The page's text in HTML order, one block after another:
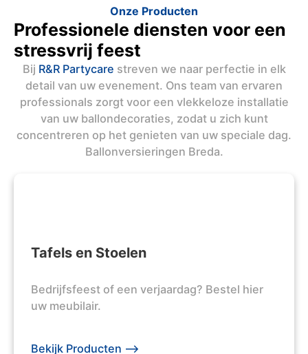
Onze Producten
Professionele diensten voor een
stressvrij feest
Bij R&R Partycare streven we naar perfectie in elk
detail van uw evenement. Ons team van ervaren
professionals zorgt voor een vlekkeloze installatie
van uw ballondecoraties, zodat u zich kunt
concentreren op het genieten van uw speciale dag.
Ballonversieringen Breda.
Tafels en Stoelen
Bedrijfsfeest of een verjaardag? Bestel hier
uw meubilair.
Bekijk Producten -->